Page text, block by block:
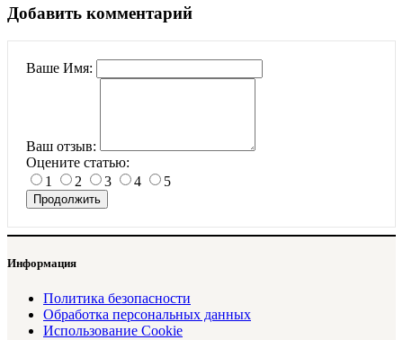
Добавить комментарий
Ваше Имя:
Ваш отзыв:
Оцените статью:
1
2 3 4 5
Продолжить
Информация
Политика безопасности
Обработка персональных данных
Использование Cookie